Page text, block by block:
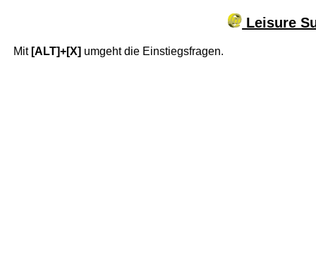
Leisure
Mit [ALT]+[X] umgeht die Einstiegsfragen.